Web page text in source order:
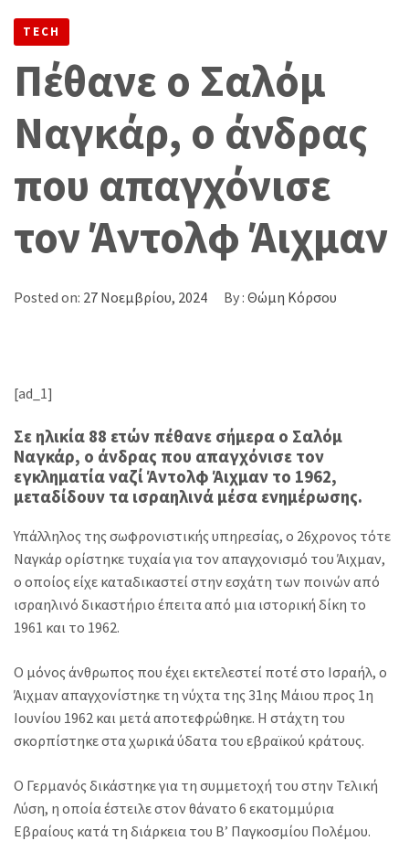
TECH
Πέθανε ο Σαλόμ
Ναγκάρ, ο άνδρας
που απαγχόνισε
τον Άντολφ Άιχμαν
Posted on: 27 Νοεμβρίου, 2024 By : Θώμη Κόρσου
[ad_1]
Σε ηλικία 88 ετών πέθανε σήμερα ο Σαλόμ
Ναγκάρ, ο άνδρας που απαγχόνισε τον
εγκληματία ναζί Άντολφ Άιχμαν το 1962,
μεταδίδουν τα ισραηλινά μέσα ενημέρωσης.
Υπάλληλος της σωφρονιστικής υπηρεσίας, ο 26χρονος τότε
Ναγκάρ ορίστηκε τυχαία για τον απαγχονισμό του Άιχμαν,
ο οποίος είχε καταδικαστεί στην εσχάτη των ποινών από
ισραηλινό δικαστήριο έπειτα από μια ιστορική δίκη το
1961 και το 1962.
Ο μόνος άνθρωπος που έχει εκτελεστεί ποτέ στο Ισραήλ, ο
Άιχμαν απαγχονίστηκε τη νύχτα της 31ης Μάιου προς 1η
Ιουνίου 1962 και μετά αποτεφρώθηκε. Η στάχτη του
σκορπίστηκε στα χωρικά ύδατα του εβραϊκού κράτους.
Ο Γερμανός δικάστηκε για τη συμμετοχή του στην Τελική
Λύση, η οποία έστειλε στον θάνατο 6 εκατομμύρια
Εβραίους κατά τη διάρκεια του Β’ Παγκοσμίου Πολέμου.